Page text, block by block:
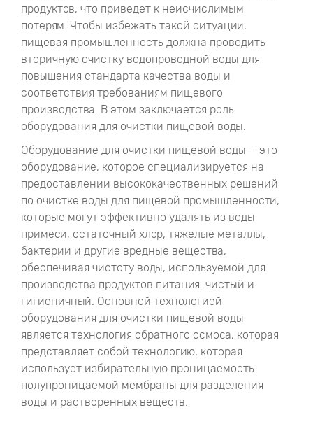
продуктов, что приведет к неисчислимым
потерям. Чтобы избежать такой ситуации,
пищевая промышленность должна проводить
вторичную очистку водопроводной воды для
повышения стандарта качества воды и
соответствия требованиям пищевого
производства. В этом заключается роль
оборудования для очистки пищевой воды.
Оборудование для очистки пищевой воды — это
оборудование, которое специализируется на
предоставлении высококачественных решений
по очистке воды для пищевой промышленности,
которые могут эффективно удалять из воды
примеси, остаточный хлор, тяжелые металлы,
бактерии и другие вредные вещества,
обеспечивая чистоту воды, используемой для
производства продуктов питания. чистый и
гигиеничный. Основной технологией
оборудования для очистки пищевой воды
является технология обратного осмоса, которая
представляет собой технологию, которая
использует избирательную проницаемость
полупроницаемой мембраны для разделения
воды и растворенных веществ.